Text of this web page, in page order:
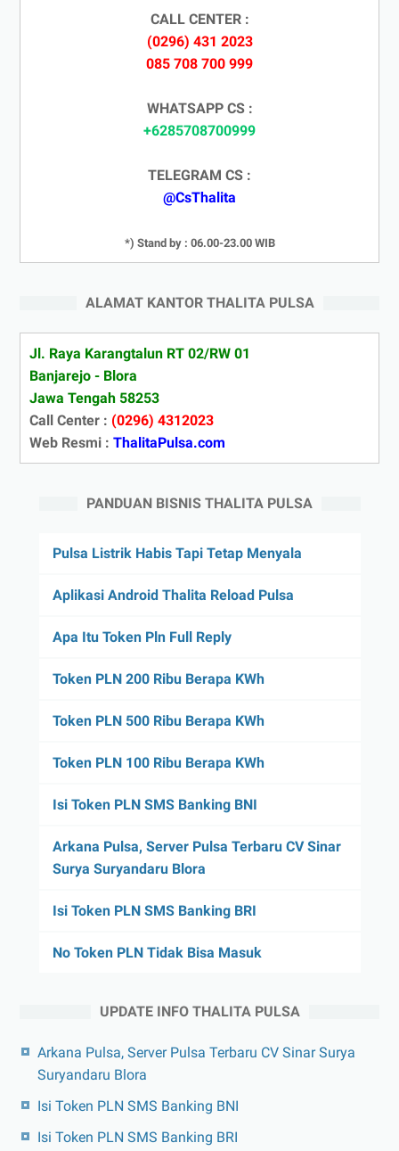
CALL CENTER :
(0296) 431 2023
085 708 700 999
WHATSAPP CS :
+6285708700999
TELEGRAM CS :
@CsThalita
*) Stand by : 06.00-23.00 WIB
ALAMAT KANTOR THALITA PULSA
Jl. Raya Karangtalun RT 02/RW 01
Banjarejo - Blora
Jawa Tengah 58253
Call Center : (0296) 4312023
Web Resmi : ThalitaPulsa.com
PANDUAN BISNIS THALITA PULSA
Pulsa Listrik Habis Tapi Tetap Menyala
Aplikasi Android Thalita Reload Pulsa
Apa Itu Token Pln Full Reply
Token PLN 200 Ribu Berapa KWh
Token PLN 500 Ribu Berapa KWh
Token PLN 100 Ribu Berapa KWh
Isi Token PLN SMS Banking BNI
Arkana Pulsa, Server Pulsa Terbaru CV Sinar
Surya Suryandaru Blora
Isi Token PLN SMS Banking BRI
No Token PLN Tidak Bisa Masuk
UPDATE INFO THALITA PULSA
Arkana Pulsa, Server Pulsa Terbaru CV Sinar Surya
Suryandaru Blora
Isi Token PLN SMS Banking BNI
Isi Token PLN SMS Banking BRI